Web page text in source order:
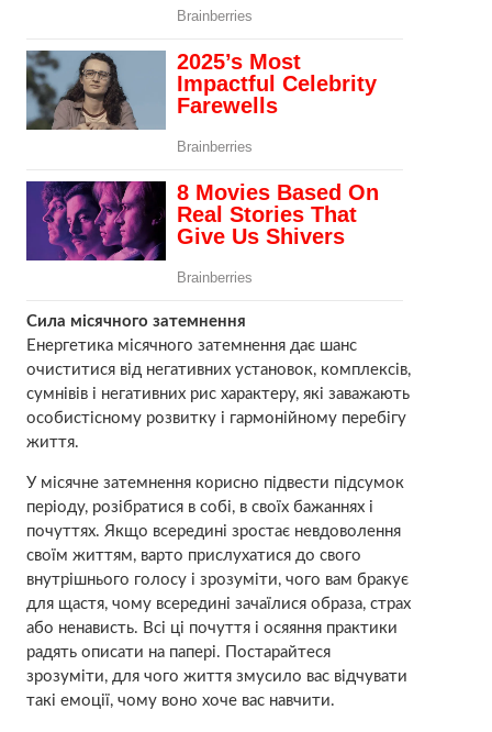
Сила місячного затемнення
Енергетика місячного затемнення дає шанс
очиститися від негативних установок, комплексів,
сумнівів і негативних рис характеру, які заважають
особистісному розвитку і гармонійному перебігу
життя.
У місячне затемнення корисно підвести підсумок
періоду, розібратися в собі, в своїх бажаннях і
почуттях. Якщо всередині зростає невдоволення
своїм життям, варто прислухатися до свого
внутрішнього голосу і зрозуміти, чого вам бракує
для щастя, чому всередині зачаїлися образа, стpах
або ненависть. Всі ці почуття і осяяння практики
радять описати на папері. Постарайтеся
зрозуміти, для чого життя змусило вас відчувати
такі емоції, чому вонo хоче вас навчити.